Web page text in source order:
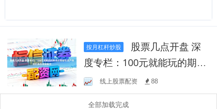
按月杠杆炒股
度专栏：100元就能玩的期货
在策略性资产市场的持仓风
险集中
线上股票配资 88
全部加载完成